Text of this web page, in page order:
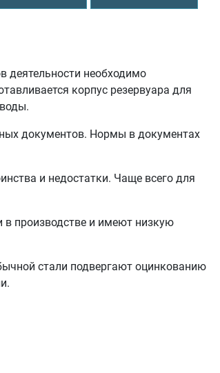
деятельности необходимо
корпус резервуара для
документов. Нормы в документах
и недостатки. Чаще всего для
производстве и имеют низкую
стали подвергают оцинкованию